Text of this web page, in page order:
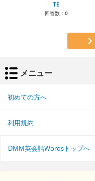
TE
回答数： 0
メニュー
初めての方へ
利用規約
DMM英会話Wordsトップへ